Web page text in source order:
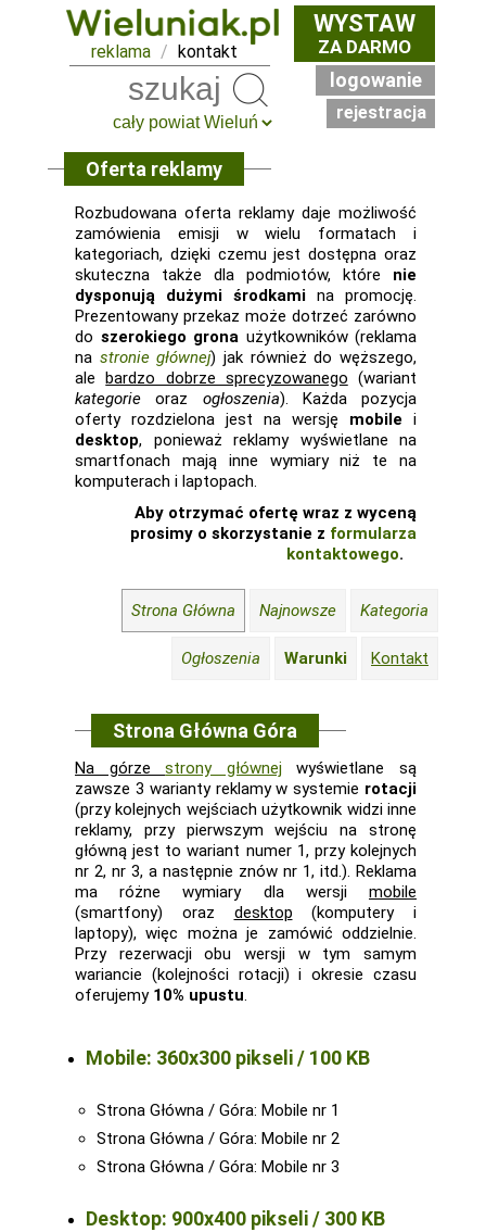
reklama / kontakt
WYSTAW
ZA DARMO
logowanie
rejestracja
Oferta reklamy
Rozbudowana oferta reklamy daje możliwość
zamówienia emisji w wielu formatach i
kategoriach, dzięki czemu jest dostępna oraz
skuteczna także dla podmiotów, które nie
dysponują dużymi środkami na promocję.
Prezentowany przekaz może dotrzeć zarówno
do szerokiego grona użytkowników (reklama
na stronie głównej) jak również do węższego,
alebardzo dobrze sprecyzowanego (wariant
kategorie oraz ogłoszenia). Każda pozycja
oferty rozdzielona jest na wersję mobile i
desktop, ponieważ reklamy wyświetlane na
smartfonach mają inne wymiary niż te na
komputerach i laptopach.
Aby otrzymać ofertę wraz z wyceną
prosimy o skorzystanie z formularza
kontaktowego.
Strona Główna Najnowsze Kategoria
Ogłoszenia Warunki Kontakt
Strona Główna Góra
Na górzestrony głównejwyświetlane są
zawsze 3 warianty reklamy w systemie rotacji
(przy kolejnych wejściach użytkownik widzi inne
reklamy, przy pierwszym wejściu na stronę
główną jest to wariant numer 1, przy kolejnych
nr 2, nr 3, a następnie znów nr 1, itd.). Reklama
ma różne wymiary dla wersji mobile
(smartfony) oraz desktop (komputery i
laptopy), więc można je zamówić oddzielnie.
Przy rezerwacji obu wersji w tym samym
wariancie (kolejności rotacji) i okresie czasu
oferujemy 10% upustu.
Mobile: 360x300 pikseli / 100 KB
Strona Główna / Góra: Mobile nr 1
Strona Główna / Góra: Mobile nr 2
Strona Główna / Góra: Mobile nr 3
Desktop: 900x400 pikseli / 300 KB